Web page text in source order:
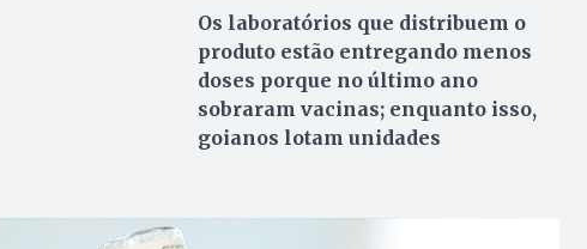
Os laboratórios que distribuem o
produto estão entregando menos
doses porque no último ano
sobraram vacinas; enquanto isso,
goianos lotam unidades